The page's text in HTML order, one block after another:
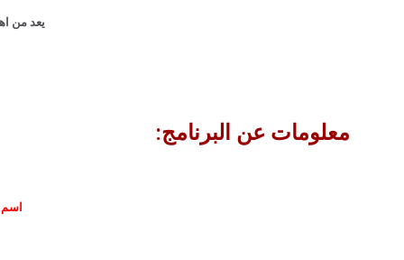
يعد من
معلومات عن البرنامج:
اسم